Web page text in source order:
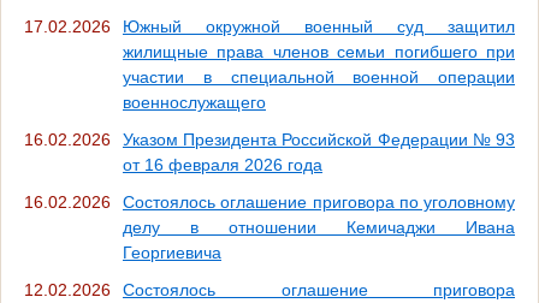
17.02.2026
Южный окружной военный суд защитил
жилищные права членов семьи погибшего при
участии в специальной военной операции
военнослужащего
16.02.2026
Указом Президента Российской Федерации № 93
от 16 февраля 2026 года
16.02.2026
Состоялось оглашение приговора по уголовному
делу в отношении Кемичаджи Ивана
Георгиевича
12.02.2026
Состоялось оглашение приговора